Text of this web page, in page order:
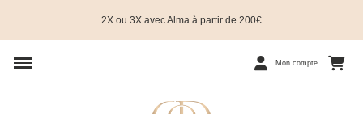
2X ou 3X avec Alma à partir de 200€
Mon compte